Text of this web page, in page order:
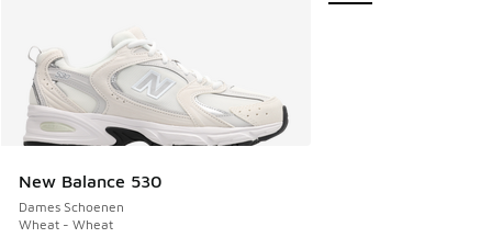
New Balance 530
Dames Schoenen
Wheat - Wheat